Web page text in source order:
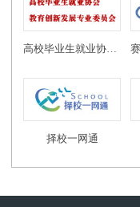
高校毕业生就业协会教育创新发展专业委员会
择校一网通